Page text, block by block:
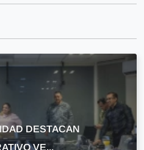
DESTACAN
VE...